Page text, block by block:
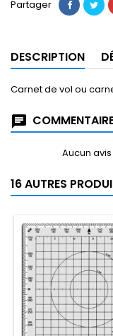
Partager
DESCRIPTION
Carnet de vol ou
Aucun
16 AUTRES